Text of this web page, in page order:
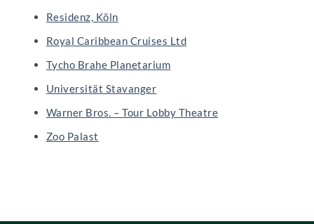
Residenz, Köln
Royal Caribbean Cruises Ltd
Tycho Brahe Planetarium
Universität Stavanger
Warner Bros. – Tour Lobby Theatre
Zoo Palast